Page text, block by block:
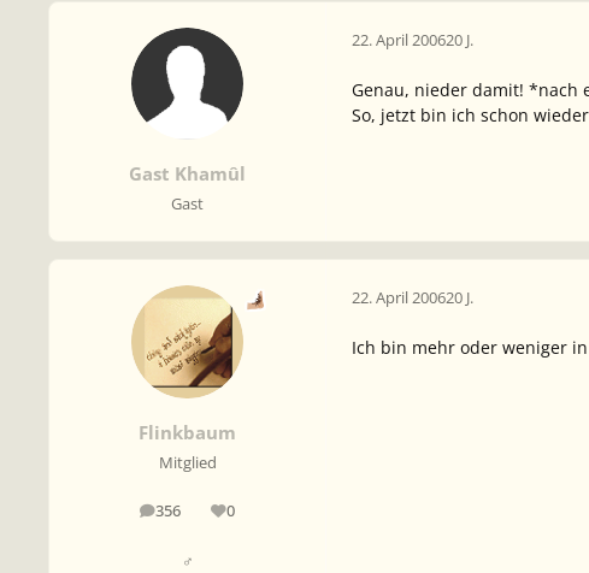
Gast Khamûl
Gast
22. April 200620 J.
Genau, nieder damit! *nach
So, jetzt bin ich schon
Flinkbaum
Mitglied
356
Beiträge 0
Reputation
♂
22. April 200620 J.
Ich bin mehr oder weniger